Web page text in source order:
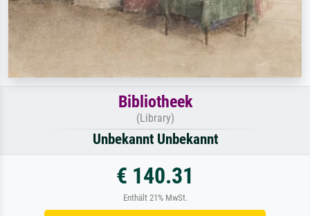
Bibliotheek
(Library)
Unbekannt Unbekannt
€ 140.31
Enthält 21% MwSt.